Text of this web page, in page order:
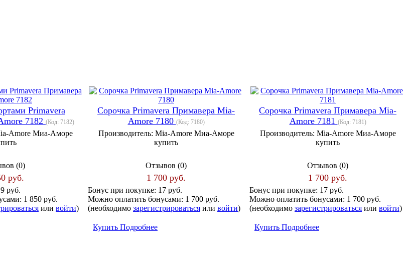
Primavera
7182 (Код: 7182)
Amore Миа-Аморе
(0)
руб.
руб.
1 850 руб.
или войти)
Сорочка Primavera Примавера Mia-
Amore 7180 (Код: 7180)
Производитель: Mia-Amore Миа-Аморе
купить
Отзывов (0)
1 700 руб.
Бонус при покупке: 17 руб.
Можно оплатить бонусами: 1 700 руб.
(необходимо зарегистрироваться или войти)
Купить Подробнее
Сорочка Primavera Примавера Mia-
Amore 7181 (Код: 7181)
Производитель: Mia-Amore Миа-Аморе
купить
Отзывов (0)
1 700 руб.
Бонус при покупке: 17 руб.
Можно оплатить бонусами: 1 700 руб.
(необходимо зарегистрироваться или войти)
Купить Подробнее